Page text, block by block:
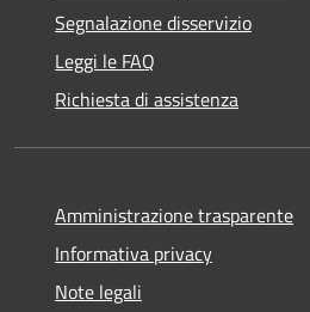
Segnalazione disservizio
Leggi le FAQ
Richiesta di assistenza
Amministrazione trasparente
Informativa privacy
Note legali